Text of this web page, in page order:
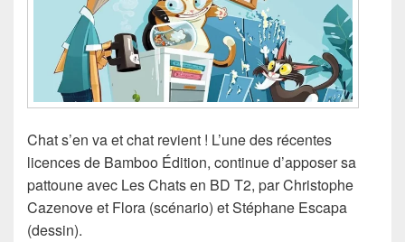
Chat s’en va et chat revient ! L’une des récentes
licences de Bamboo Édition, continue d’apposer sa
pattoune avec Les Chats en BD T2, par Christophe
Cazenove et Flora (scénario) et Stéphane Escapa
(dessin).